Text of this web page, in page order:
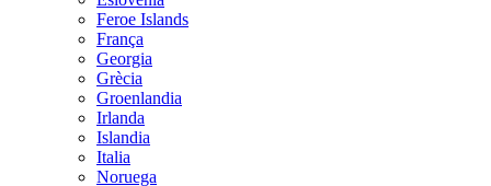
Feroe Islands
França
Georgia
Grècia
Groenlandia
Irlanda
Islandia
Italia
Noruega